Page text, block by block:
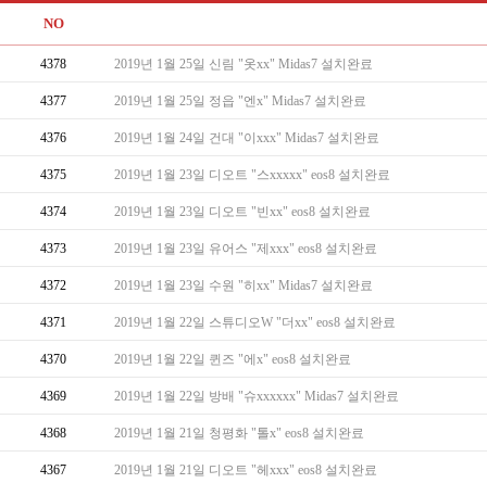
NO
4378 2019년 1월 25일 신림 "옷xx" Midas7 설치완료
4377 2019년 1월 25일 정읍 "엔x" Midas7 설치완료
4376 2019년 1월 24일 건대 "이xxx" Midas7 설치완료
4375 2019년 1월 23일 디오트 "스xxxxx" eos8 설치완료
4374 2019년 1월 23일 디오트 "빈xx" eos8 설치완료
4373 2019년 1월 23일 유어스 "제xxx" eos8 설치완료
4372 2019년 1월 23일 수원 "히xx" Midas7 설치완료
4371 2019년 1월 22일 스튜디오W "더xx" eos8 설치완료
4370 2019년 1월 22일 퀸즈 "에x" eos8 설치완료
4369 2019년 1월 22일 방배 "슈xxxxxx" Midas7 설치완료
4368 2019년 1월 21일 청평화 "톨x" eos8 설치완료
4367 2019년 1월 21일 디오트 "헤xxx" eos8 설치완료